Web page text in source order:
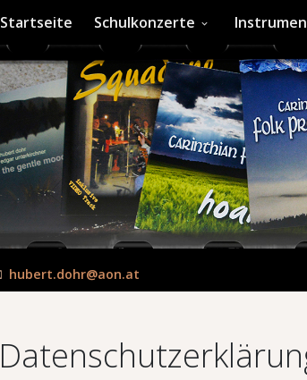
Startseite Schulkonzerte
hubert.dohr@aon.at